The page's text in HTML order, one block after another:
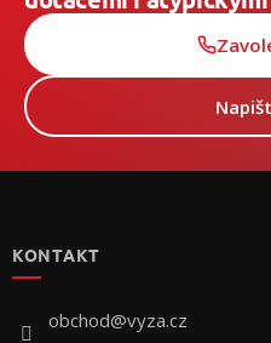
KONTAKT
obchod@vyza.cz